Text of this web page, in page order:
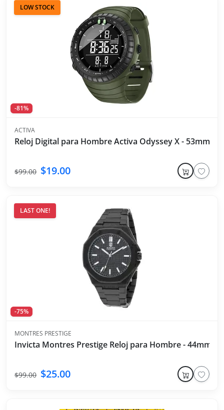
LOW STOCK
-81%
ACTIVA
Reloj Digital para Hombre Activa Odyssey X - 53mm -
$99.00 $19.00
LAST ONE!
-75%
MONTRES PRESTIGE
Invicta Montres Prestige Reloj para Hombre - 44mm,
$99.00 $25.00